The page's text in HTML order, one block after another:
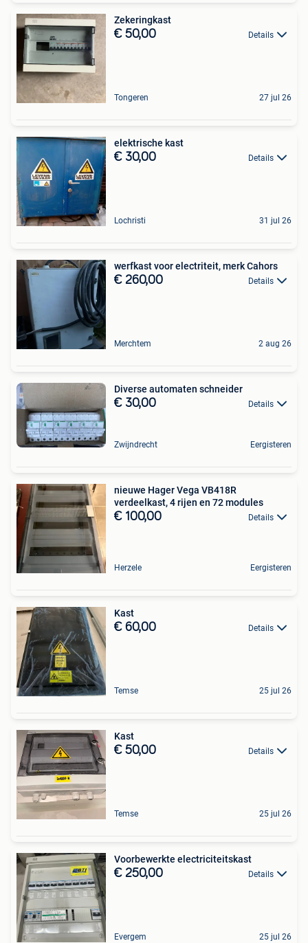
Zekeringkast
€ 50,00 Details
Tongeren 27 jul 26
elektrische kast
€ 30,00 Details
Lochristi 31 jul 26
werfkast voor electriteit, merk Cahors
€ 260,00 Details
Merchtem 2 aug 26
Diverse automaten schneider
€ 30,00 Details
Zwijndrecht Eergisteren
nieuwe Hager Vega VB418R
verdeelkast, 4 rijen en 72 modules
€ 100,00 Details
Herzele Eergisteren
Kast
€ 60,00 Details
Temse 25 jul 26
Kast
€ 50,00 Details
Temse 25 jul 26
Voorbewerkte electriciteitskast
€ 250,00 Details
Evergem 25 jul 26